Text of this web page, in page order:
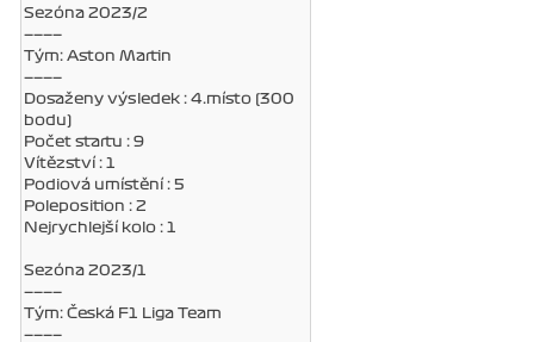
Sezóna 2023/2
————
Tým: Aston Martin
————
Dosaženy výsledek : 4.místo (300
bodu)
Počet startu : 9
Vítězství : 1
Podiová umístění : 5
Poleposition : 2
Nejrychlejší kolo : 1
Sezóna 2023/1
————
Tým: Česká F1 Liga Team
————